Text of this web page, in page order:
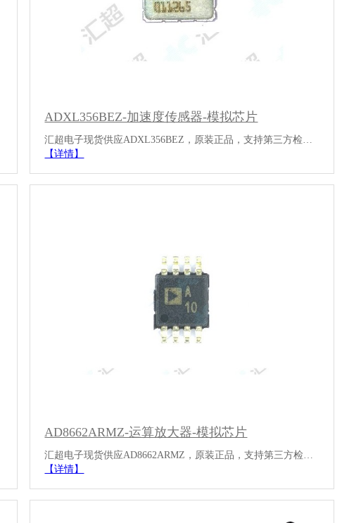
ADXL356BEZ-加速度传感器-模拟芯片
汇超电子现货供应ADXL356BEZ，原装正品，支持第三方检…
【详情】
AD8662ARMZ-运算放大器-模拟芯片
汇超电子现货供应AD8662ARMZ，原装正品，支持第三方检…
【详情】